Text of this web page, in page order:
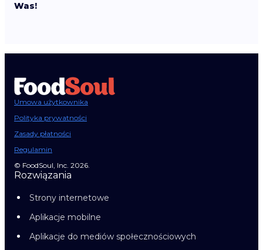
Was!
Umowa użytkownika
Polityka prywatności
Zasady płatności
Regulamin
© FoodSoul, Inc. 2026.
Rozwiązania
Strony internetowe
Aplikacje mobilne
Aplikacje do mediów społecznościowych